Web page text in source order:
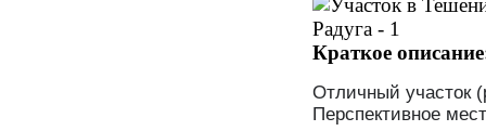
Краткое
Отличный участок
Перспективное